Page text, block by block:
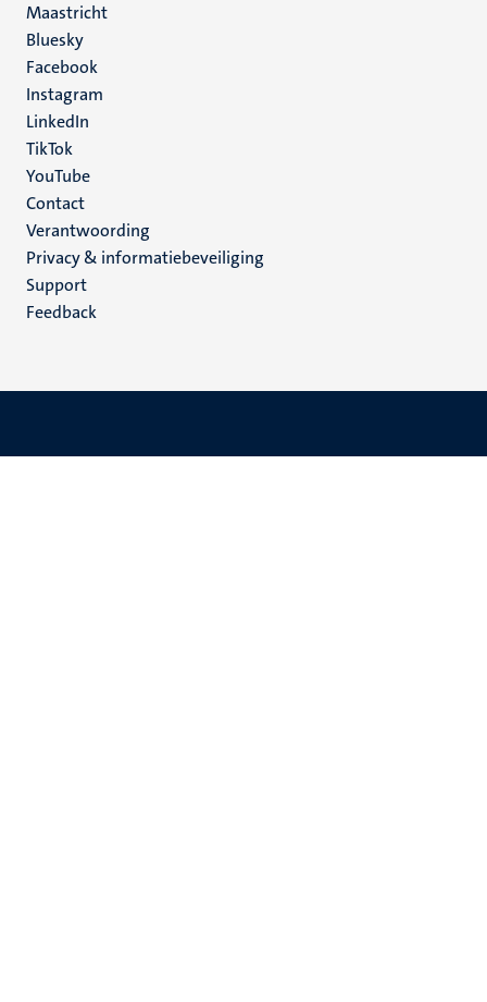
Maastricht
Social
media
Bluesky
Facebook
Instagram
LinkedIn
TikTok
YouTube
Menu
footer
(NL)
Contact
Verantwoording
Privacy & informatiebeveiliging
Support
Feedback